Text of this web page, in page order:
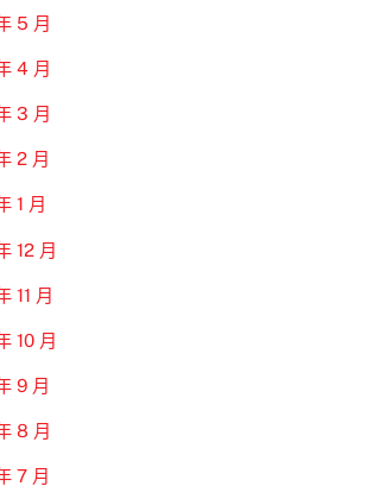
5 月
4 月
3 月
2 月
1 月
12 月
11 月
10 月
9 月
8 月
7 月